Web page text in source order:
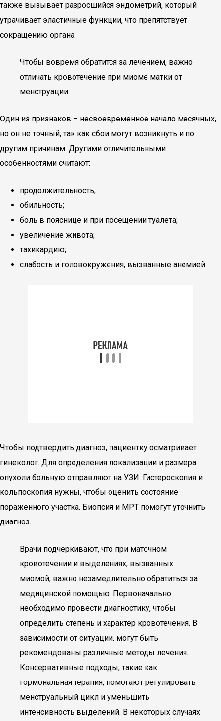
также вызывает разросшийся эндометрий, который
утрачивает эластичные функции, что препятствует
сокращению органа.
Чтобы вовремя обратится за лечением, важно
отличать кровотечение при миоме матки от
менструации.
Один из признаков – несвоевременное начало месячных,
но он не точный, так как сбои могут возникнуть и по
другим причинам. Другими отличительными
особенностями считают:
продолжительность;
обильность;
боль в пояснице и при посещении туалета;
увеличение живота;
тахикардию;
слабость и головокружения, вызванные анемией.
Чтобы подтвердить диагноз, пациентку осматривает
гинеколог. Для определения локализации и размера
опухоли больную отправляют на УЗИ. Гистероскопия и
кольпоскопия нужны, чтобы оценить состояние
пораженного участка. Биопсия и МРТ помогут уточнить
диагноз.
Врачи подчеркивают, что при маточном
кровотечении и выделениях, вызванных
миомой, важно незамедлительно обратиться за
медицинской помощью. Первоначально
необходимо провести диагностику, чтобы
определить степень и характер кровотечения. В
зависимости от ситуации, могут быть
рекомендованы различные методы лечения.
Консервативные подходы, такие как
гормональная терапия, помогают регулировать
менструальный цикл и уменьшить
интенсивность выделений. В некоторых случаях